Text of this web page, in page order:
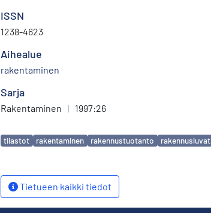
ISSN
1238-4623
Aihealue
rakentaminen
Sarja
Rakentaminen | 1997:26
Avainsanat
tilastot rakentaminen rakennustuotanto rakennusluvat
Tietueen kaikki tiedot